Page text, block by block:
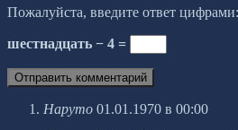
Пожалуйста, введите ответ цифрами:
шестнадцать − 4 =
Наруто 01.01.1970 в 00:00